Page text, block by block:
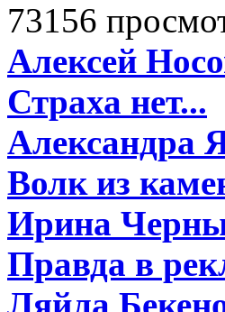
73156
Алексей
Страха нет...
Александра
Волк из
Ирина
Правда в